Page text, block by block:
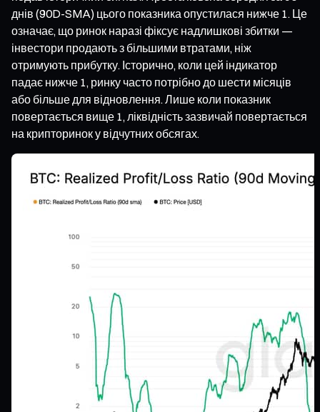
днів (90D-SMA) цього показника опустилася нижче 1. Це
означає, що ринок наразі фіксує надлишкові збитки —
інвестори продають з більшими втратами, ніж
отримують прибутку. Історично, коли цей індикатор
падає нижче 1, ринку часто потрібно до шести місяців
або більше для відновлення. Лише коли показник
повертається вище 1, ліквідність зазвичай повертається
на крипторинок у відчутних обсягах.